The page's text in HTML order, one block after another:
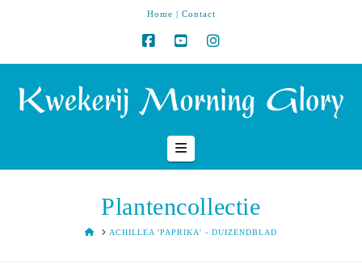
Home | Contact
Navigation
Plantencollectie
HOMEACHILLEA 'PAPRIKA' - DUIZENDBLAD